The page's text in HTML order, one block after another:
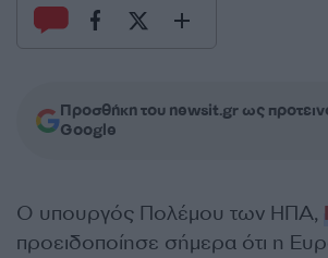
Προσθήκη του newsit.gr ως
Google
Ο υπουργός Πολέμου των ΗΠΑ,
προειδοποίησε σήμερα ότι η